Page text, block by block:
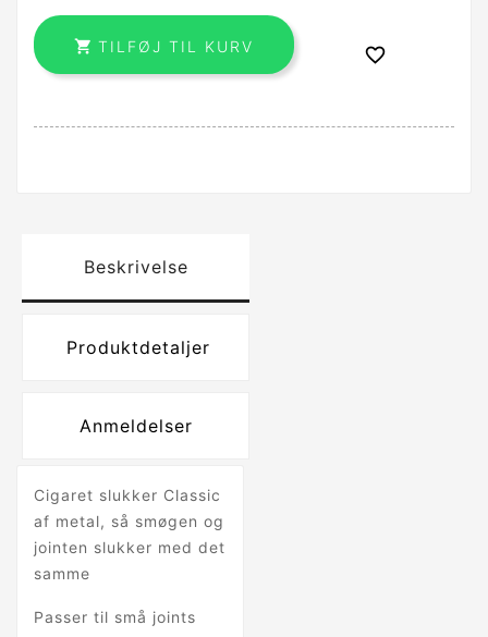
 TILFØJ TIL KURV 
Beskrivelse
Produktdetaljer
Anmeldelser
Cigaret slukker Classic
af metal, så smøgen og
jointen slukker med det
samme
Passer til små joints